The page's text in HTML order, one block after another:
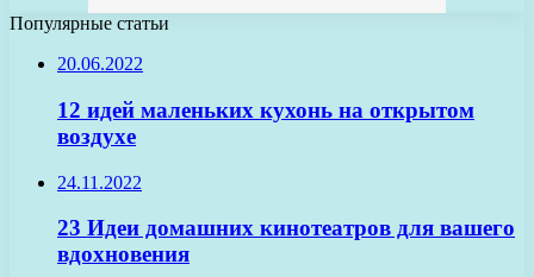
Популярные статьи
20.06.2022
12 идей маленьких кухонь на открытом
воздухе
24.11.2022
23 Идеи домашних кинотеатров для вашего
вдохновения